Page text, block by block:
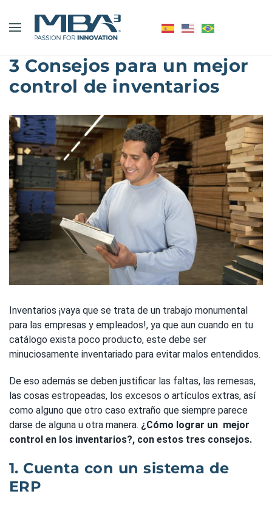
3 Consejos para un mejor
control de inventarios
Inventarios ¡vaya que se trata de un trabajo monumental
para las empresas y empleados!, ya que aun cuando en tu
catálogo exista poco producto, este debe ser
minuciosamente inventariado para evitar malos entendidos.
De eso además se deben justificar las faltas, las remesas,
las cosas estropeadas, los excesos o artículos extras, así
como alguno que otro caso extraño que siempre parece
darse de alguna u otra manera. ¿Cómo lograr un mejor
control en los inventarios?, con estos tres consejos.
1. Cuenta con un sistema de
ERP